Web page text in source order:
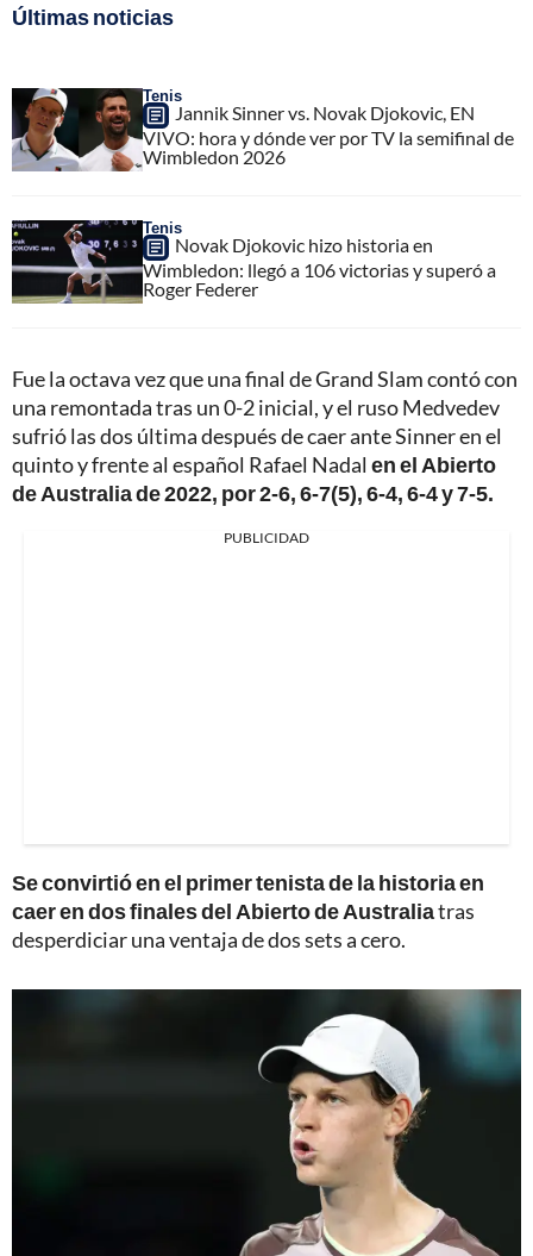
Últimas noticias
Tenis
Jannik Sinner vs. Novak Djokovic, EN
VIVO: hora y dónde ver por TV la semifinal de
Wimbledon 2026
Tenis
Novak Djokovic hizo historia en
Wimbledon: llegó a 106 victorias y superó a
Roger Federer
Fue la octava vez que una final de Grand Slam contó con
una remontada tras un 0-2 inicial, y el ruso Medvedev
sufrió las dos última después de caer ante Sinner en el
quinto y frente al español Rafael Nadal en el Abierto
de Australia de 2022, por 2-6, 6-7(5), 6-4, 6-4 y 7-5.
PUBLICIDAD
Se convirtió en el primer tenista de la historia en
caer en dos finales del Abierto de Australiatras
desperdiciar una ventaja de dos sets a cero.